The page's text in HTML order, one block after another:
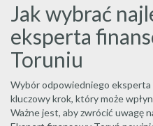
Jak wybrać
eksperta
Toruniu
Wybór odpowiedniego
kluczowy krok, który może
Ważne jest, aby zwrócić uwagę